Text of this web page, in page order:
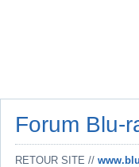
Forum Blu-
RETOUR SITE //